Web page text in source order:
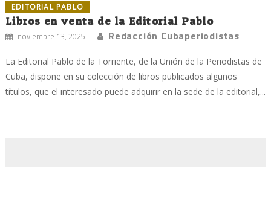
EDITORIAL PABLO
Libros en venta de la Editorial Pablo
noviembre 13, 2025 Redacción Cubaperiodistas
La Editorial Pablo de la Torriente, de la Unión de la Periodistas de
Cuba, dispone en su colección de libros publicados algunos
títulos, que el interesado puede adquirir en la sede de la editorial,...